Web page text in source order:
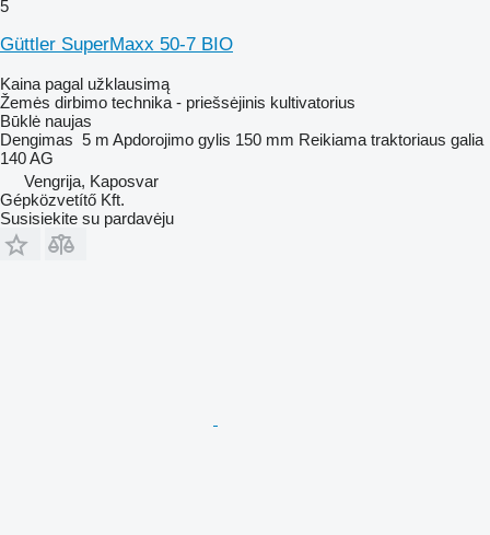
5
Güttler SuperMaxx 50-7 BIO
Kaina pagal užklausimą
Žemės dirbimo technika - priešsėjinis kultivatorius
Būklė naujas
Dengimas 5 m Apdorojimo gylis 150 mm Reikiama traktoriaus galia
140 AG
Vengrija, Kaposvar
Gépközvetítő Kft.
Susisiekite su pardavėju